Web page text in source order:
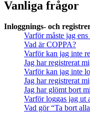
Vanliga frågor
Inloggnings- och
Varför måste jag
Vad är COPPA?
Varför kan jag inte
Jag har registrerat
Varför kan jag inte
Jag har registrerat
Jag har glömt bort
Varför loggas jag ut
Vad gör “Ta bort